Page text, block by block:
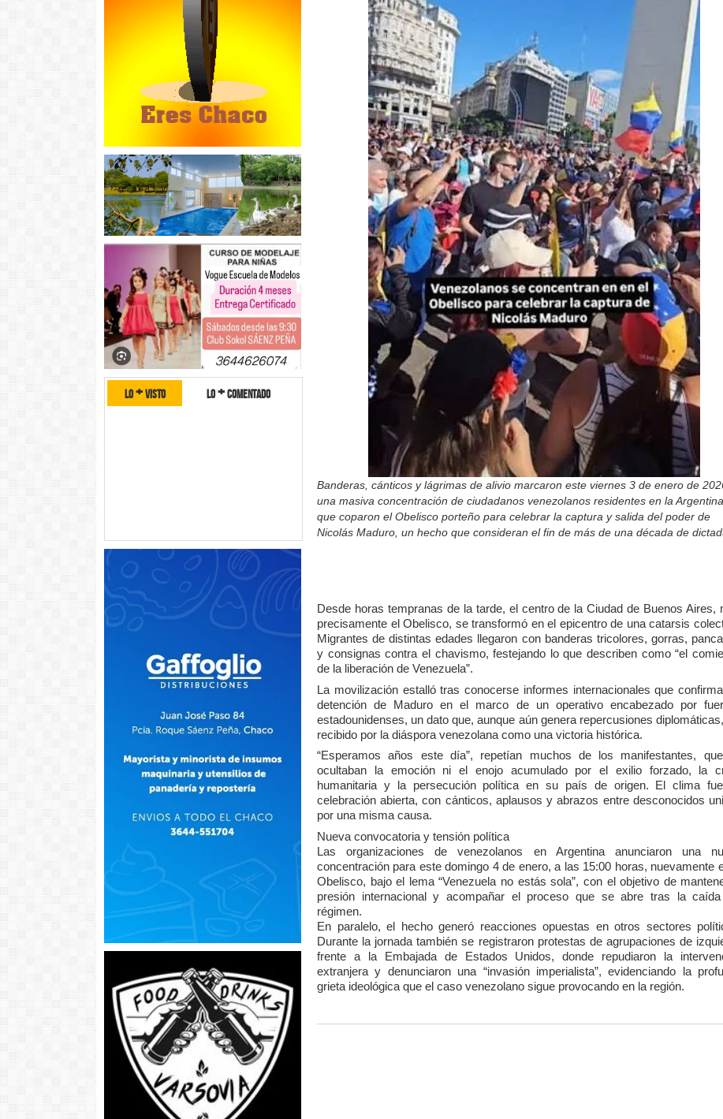
lo + visto lo + comentado
Banderas, cánticos y lágrimas de alivio marcaron este viernes 3 de enero de
una masiva concentración de ciudadanos venezolanos residentes en la Argentina,
que coparon el Obelisco porteño para celebrar la captura y salida del poder de
Nicolás Maduro, un hecho que consideran el fin de más de una década de
Desde horas tempranas de la tarde, el centro de la Ciudad de Buenos Aires,
precisamente el Obelisco, se transformó en el epicentro de una catarsis
Migrantes de distintas edades llegaron con banderas tricolores, gorras,
y consignas contra el chavismo, festejando lo que describen como “el
de la liberación de Venezuela”.
La movilización estalló tras conocerse informes internacionales que
detención de Maduro en el marco de un operativo encabezado por
estadounidenses, un dato que, aunque aún genera repercusiones
recibido por la diáspora venezolana como una victoria histórica.
“Esperamos años este día”, repetían muchos de los manifestantes,
ocultaban la emoción ni el enojo acumulado por el exilio forzado, la
humanitaria y la persecución política en su país de origen. El clima
celebración abierta, con cánticos, aplausos y abrazos entre desconocidos
por una misma causa.
Nueva convocatoria y tensión política
Las organizaciones de venezolanos en Argentina anunciaron una
concentración para este domingo 4 de enero, a las 15:00 horas, nuevamente
Obelisco, bajo el lema “Venezuela no estás sola”, con el objetivo de
presión internacional y acompañar el proceso que se abre tras la
régimen.
En paralelo, el hecho generó reacciones opuestas en otros sectores
Durante la jornada también se registraron protestas de agrupaciones de
frente a la Embajada de Estados Unidos, donde repudiaron la
extranjera y denunciaron una “invasión imperialista”, evidenciando la
grieta ideológica que el caso venezolano sigue provocando en la región.